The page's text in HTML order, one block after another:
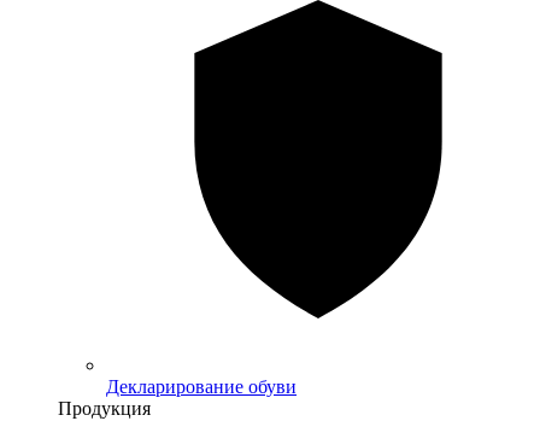
Декларирование обуви
Продукция